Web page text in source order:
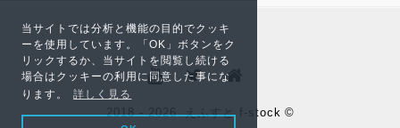
当サイトでは分析と機能の目的でクッキ
ーを使用しています。「OK」ボタンをク
リックするか、当サイトを閲覧し続ける
場合はクッキーの利用に同意した事にな
ります。
詳しく見る
2018 - 2026 えふすと f-stock ©